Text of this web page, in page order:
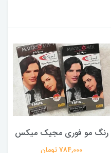
رنگ مو فوری مجیک میکس
784,000 تومان